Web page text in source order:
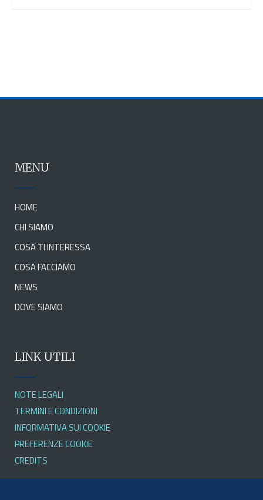
MENU
HOME
CHI SIAMO
COSA TI INTERESSA
COSA FACCIAMO
NEWS
DOVE SIAMO
LINK UTILI
NOTE LEGALI
TERMINI E CONDIZIONI
INFORMATIVA SUI COOKIE
PREFERENZE COOKIE
CREDITS